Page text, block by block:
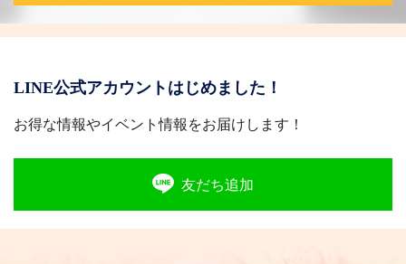
LINE公式アカウントはじめました！
お得な情報やイベント情報をお届けします！
友だち追加